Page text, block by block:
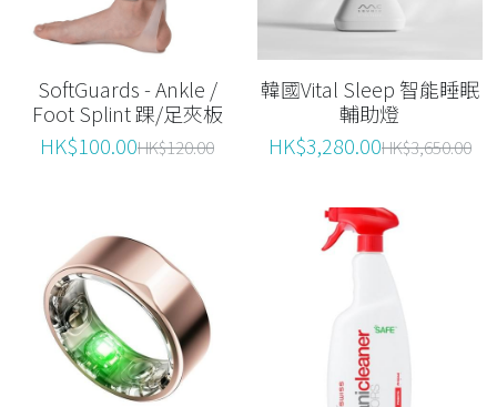
SoftGuards - Ankle /
Foot Splint 踝/足夾板
HK$100.00HK$120.00
韓國Vital Sleep 智能睡眠
輔助燈
HK$3,280.00HK$3,650.00